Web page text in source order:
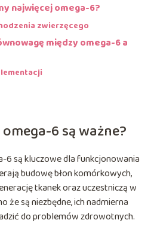
najwięcej omega-6?
zwierzęcego
między omega-6 a
6 są ważne?
6 są kluczowe dla funkcjonowania
budowę błon komórkowych,
tkanek oraz uczestniczą w
że są niezbędne, ich nadmierna
do problemów zdrowotnych.